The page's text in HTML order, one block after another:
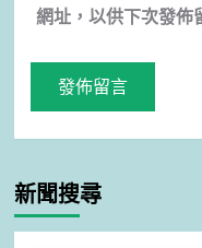
網址，以供下次發佈
新聞搜尋